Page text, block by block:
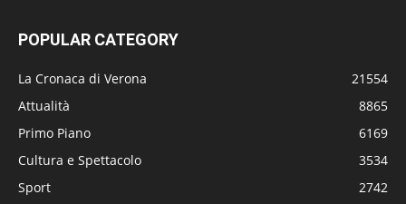
POPULAR CATEGORY
La Cronaca di Verona
21554
Attualità
8865
Primo Piano
6169
Cultura e Spettacolo
3534
Sport
2742